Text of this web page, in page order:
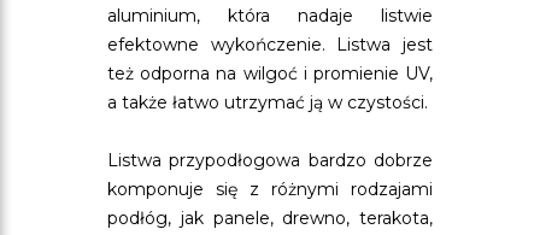
aluminium, która nadaje listwie
efektowne wykończenie. Listwa jest
też odporna na wilgoć i promienie UV,
a także łatwo utrzymać ją w czystości.
Listwa przypodłogowa bardzo dobrze
komponuje się z różnymi rodzajami
podłóg, jak panele, drewno, terakota,